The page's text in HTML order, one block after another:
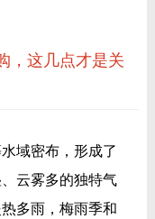
，这几点才是关
域密布，形成了
云雾多的独特气
多雨，梅雨季和